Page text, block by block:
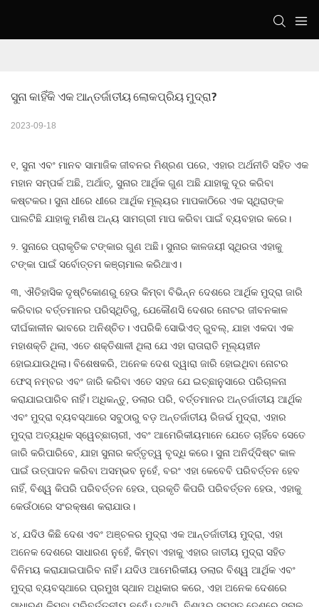
ସୁନା କାହିଁକି ଏକ ଆନ୍ତର୍ଜାତୀୟ ଲୋକପ୍ରିୟ ମୁଦ୍ରା?
2023-09-18
୧, ସୁନା ଏବଂ ମାନବ ସାମାଜିକ ଜୀବନର ମିଶ୍ରଣ ପରେ, ଏହାର ଅର୍ଥନୀତି ସହିତ ଏକ
ମହାନ ସମ୍ପର୍କ ଅଛି, ଅର୍ଥାତ୍, ସୁନାର ଆର୍ଥିକ ଗୁଣ ଅଛି ଯାହାକୁ ଦୂର କରିବା
କଷ୍ଟକର। ସୁନା ଧୀରେ ଧୀରେ ଆର୍ଥିକ ମୂଲ୍ୟର ମାପକାଠିରେ ଏକ ସ୍ଥିରାଙ୍କ
ପାଲଟିଛି ଯାହାକୁ ମଣିଷ ଅନ୍ୟ ସାମଗ୍ରୀ ମାପ କରିବା ପାଇଁ ବ୍ୟବହାର କରେ।
୨. ସୁନାରେ ପ୍ରାକୃତିକ ଟଙ୍କାର ଗୁଣ ଅଛି। ସୁନାର କାଳଜୟୀ ସ୍ଥିରତା ଏହାକୁ
ଟଙ୍କା ପାଇଁ ସର୍ବୋତ୍ତମ କଞ୍ଚାମାଲ କରିଥାଏ।
୩, ଐତିହାସିକ ଦୃଷ୍ଟିକୋଣରୁ ହେଉ କିମ୍ବା ବିଭିନ୍ନ ଦେଶରେ ଆର୍ଥିକ ମୁଦ୍ରା ଜାରି
କରିବାର ବର୍ତ୍ତମାନର ପରିସ୍ଥିତିରୁ, ଯେକୌଣସି ଦେଶର ନୋଟର ଜୀବନକାଳ
ଦୀର୍ଘକାଳୀନ ଭାବରେ ଅନିଶ୍ଚିତ। ଏପରିକି ସୋଭିଏତ୍ ରୁବଲ୍, ଯାହା ଏକଦା ଏକ
ମହାଶକ୍ତି ଥିଲା, ଏତେ ଶକ୍ତିଶାଳୀ ଥିଲା ଯେ ଏହା ରାତାରାତି ମୂଲ୍ୟହୀନ
ହୋଇଯାଉଥିଲା। ବିଶେଷକରି, ଅନେକ ଦେଶ ଦ୍ୱାରା ଜାରି ହୋଇଥିବା ନୋଟର
ଫେସ୍ ନମ୍ବର ଏବଂ ଜାରି କରିବା ଏତେ ସହଜ ଯେ ଇଚ୍ଛାନୁସାରେ ପରିଚାଳନା
କରାଯାଇପାରିବ ନାହିଁ। ଅଧିକନ୍ତୁ, ଡଲାର ପରି, ବର୍ତ୍ତମାନର ଅନ୍ତର୍ଜାତୀୟ ଆର୍ଥିକ
ଏବଂ ମୁଦ୍ରା ବ୍ୟବସ୍ଥାରେ ସବୁଠାରୁ ବଡ଼ ଅନ୍ତର୍ଜାତୀୟ ରିଜର୍ଭ ମୁଦ୍ରା, ଏହାର
ମୁଦ୍ରା ଅତ୍ୟଧିକ ସ୍ୱେଚ୍ଛାଚାରୀ, ଏବଂ ଆମେରିକୀୟମାନେ ଯେତେ ଚାହିଁବେ ସେତେ
ଜାରି କରିପାରିବେ, ଯାହା ସୁନାର କର୍ତ୍ତୃତ୍ୱ ବୃଦ୍ଧି କରେ। ସୁନା ଅନିର୍ଦ୍ଦିଷ୍ଟ କାଳ
ପାଇଁ ଉତ୍ପାଦନ କରିବା ଅସମ୍ଭବ ନୁହେଁ, ବରଂ ଏହା କେବେବି ପରିବର୍ତ୍ତନ ହେବ
ନାହିଁ, ବିଶ୍ୱ କିପରି ପରିବର୍ତ୍ତନ ହେଉ, ପ୍ରକୃତି କିପରି ପରିବର୍ତ୍ତନ ହେଉ, ଏହାକୁ
କେଉଁଠାରେ ସଂରକ୍ଷଣ କରାଯାଉ।
୪, ଯଦିଓ କିଛି ଦେଶ ଏବଂ ଅଞ୍ଚଳର ମୁଦ୍ରା ଏକ ଆନ୍ତର୍ଜାତୀୟ ମୁଦ୍ରା, ଏହା
ଅନେକ ଦେଶରେ ସାଧାରଣ ନୁହେଁ, କିମ୍ବା ଏହାକୁ ଏହାର ଜାତୀୟ ମୁଦ୍ରା ସହିତ
ବିନିମୟ କରାଯାଇପାରିବ ନାହିଁ। ଯଦିଓ ଆମେରିକୀୟ ଡଲାର ବିଶ୍ୱ ଆର୍ଥିକ ଏବଂ
ମୁଦ୍ରା ବ୍ୟବସ୍ଥାରେ ପ୍ରମୁଖ ସ୍ଥାନ ଅଧିକାର କରେ, ଏହା ଅନେକ ଦେଶରେ